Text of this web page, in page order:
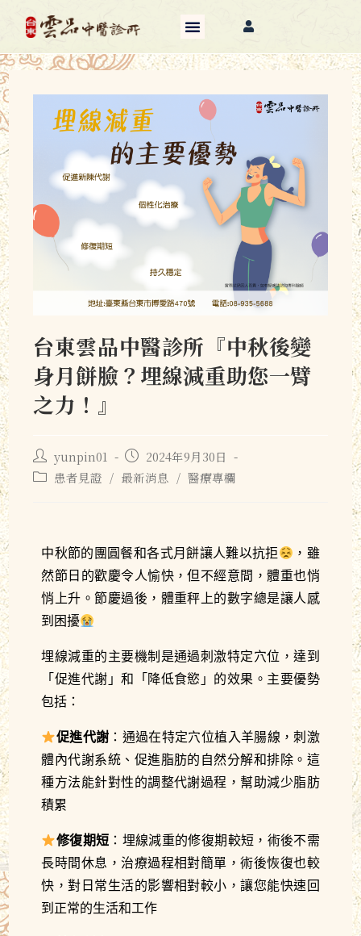
台東雲品中醫診所『中秋後變
身月餅臉？埋線減重助您一臂
之力！』
yunpin01
2024年9月30日
患者見證 / 最新消息 / 醫療專欄
中秋節的團圓餐和各式月餅讓人難以抗拒
，雖
然節日的歡慶令人愉快，但不經意間，體重也悄
悄上升。節慶過後，體重秤上的數字總是讓人感
到困擾
埋線減重的主要機制是通過刺激特定穴位，達到
「促進代謝」和「降低食慾」的效果。主要優勢
包括：
促進代謝 ：通過在特定穴位植入羊腸線，刺激
體內代謝系統、促進脂肪的自然分解和排除。這
種方法能針對性的調整代謝過程，幫助減少脂肪
積累
修復期短 ：埋線減重的修復期較短，術後不需
長時間休息，治療過程相對簡單，術後恢復也較
快，對日常生活的影響相對較小，讓您能快速回
到正常的生活和工作